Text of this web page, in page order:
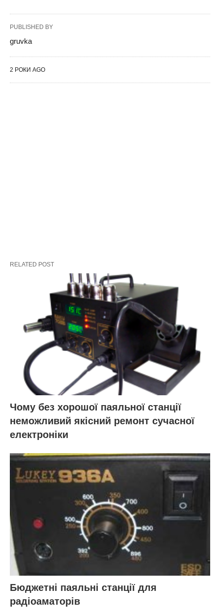
PUBLISHED BY
gruvka
2 РОКИ AGO
RELATED POST
Чому без хорошої паяльної станції
неможливий якісний ремонт сучасної
електроніки
Бюджетні паяльні станції для
радіоаматорів